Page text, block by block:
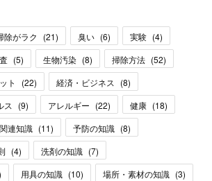
除がラク (21) 臭い (6) 実験 (4)
(5) 生物汚染 (8) 掃除方法 (52)
ト (22) 経済・ビジネス (8)
ス (9) アレルギー (22) 健康 (18)
関連知識 (11) 予防の知識 (8)
(4) 洗剤の知識 (7)
用具の知識 (10) 場所・素材の知識 (3)